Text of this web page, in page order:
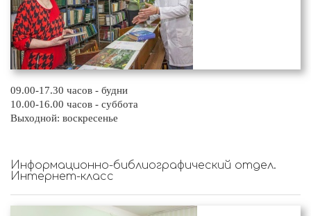
09.00-17.30 часов - будни
10.00-16.00 часов - суббота
Выходной: воскресенье
Информационно-библиографический отдел.
Интернет-класс